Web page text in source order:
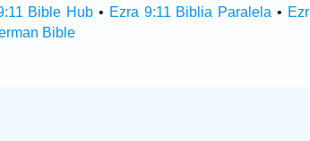
Bible Hub • Ezra 9:11 Biblia Paralela •
Bible